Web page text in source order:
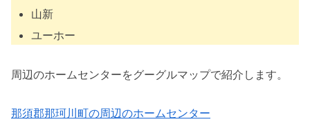
山新
ユーホー
周辺のホームセンターをグーグルマップで紹介します。
那須郡那珂川町の周辺のホームセンター